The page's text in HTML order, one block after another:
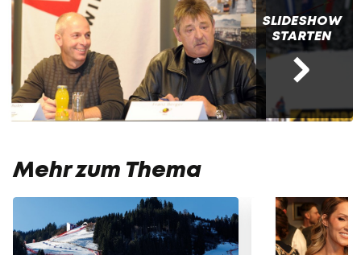
SLIDESHOW
STARTEN
Mehr zum Thema